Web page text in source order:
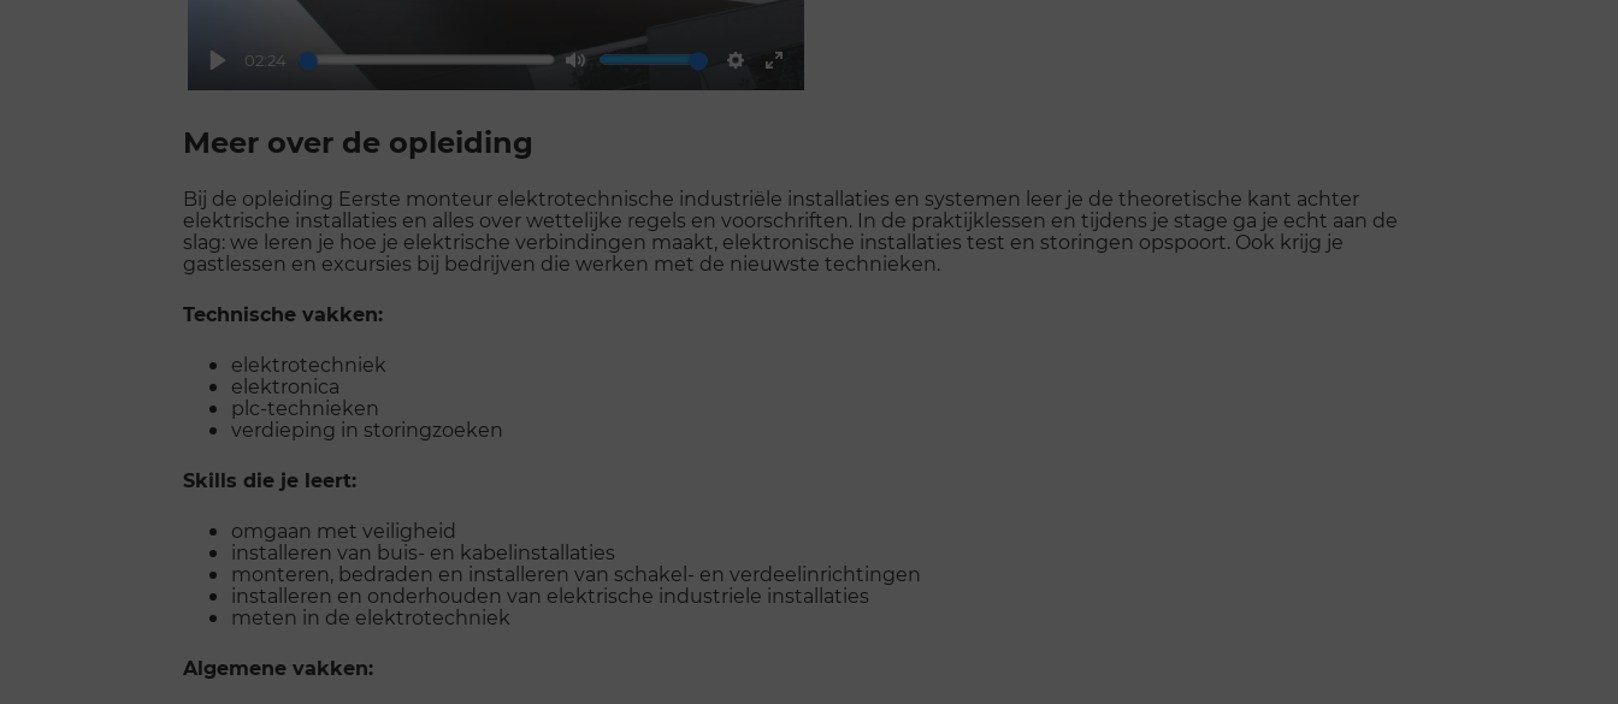
Play
02:24
Mute Settings
Enter
galerij
Meer over de opleiding
Bij de opleiding Eerste monteur elektrotechnische industriële installaties en systemen leer je de theoretische kant achter
elektrische installaties en alles over wettelijke regels en voorschriften. In de praktijklessen en tijdens je stage ga je echt aan de
slag: we leren je hoe je elektrische verbindingen maakt, elektronische installaties test en storingen opspoort. Ook krijg je
gastlessen en excursies bij bedrijven die werken met de nieuwste technieken.
Technische vakken:
elektrotechniek
elektronica
plc-technieken
verdieping in storingzoeken
Skills die je leert:
omgaan met veiligheid
installeren van buis- en kabelinstallaties
monteren, bedraden en installeren van schakel- en verdeelinrichtingen
installeren en onderhouden van elektrische industriele installaties
meten in de elektrotechniek
Algemene vakken: